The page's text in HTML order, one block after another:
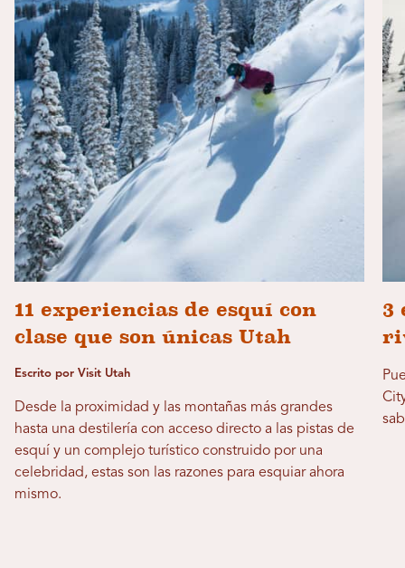
11 experiencias de esquí con
clase que son únicas Utah
Escrito por Visit Utah
Desde la proximidad y las montañas más grandes
hasta una destilería con acceso directo a las pistas de
esquí y un complejo turístico construido por una
celebridad, estas son las razones para esquiar ahora
mismo.
3